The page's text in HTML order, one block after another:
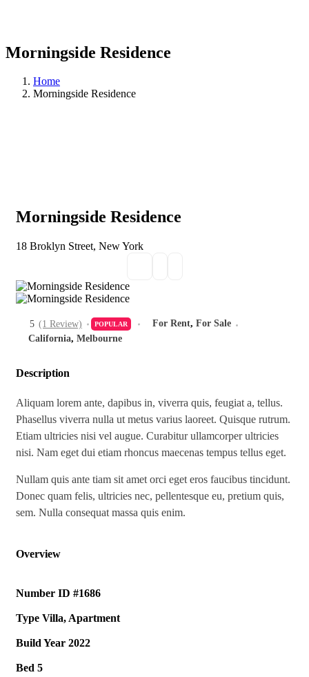
Morningside Residence
Home
Morningside Residence
Morningside Residence
18 Broklyn Street, New York
5 (1 Review) POPULAR For Rent, For Sale
California, Melbourne
Description
Aliquam lorem ante, dapibus in, viverra quis, feugiat a, tellus.
Phasellus viverra nulla ut metus varius laoreet. Quisque rutrum.
Etiam ultricies nisi vel augue. Curabitur ullamcorper ultricies
nisi. Nam eget dui etiam rhoncus maecenas tempus tellus eget.
Nullam quis ante tiam sit amet orci eget eros faucibus tincidunt.
Donec quam felis, ultricies nec, pellentesque eu, pretium quis,
sem. Nulla consequat massa quis enim.
Overview
Number ID #1686
Type Villa, Apartment
Build Year 2022
Bed 5